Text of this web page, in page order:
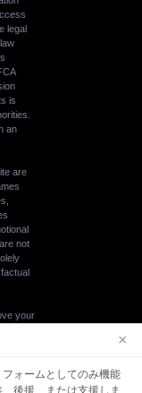
website, you
×
ォームとしてのみ機能
後援、または支援しま